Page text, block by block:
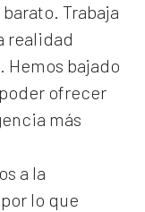
barato. Trabaja
realidad
bajado
ofrecer
más
a la
por lo que